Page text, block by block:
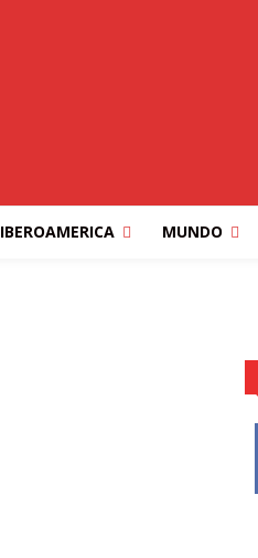
IBEROAMERICA MUNDO